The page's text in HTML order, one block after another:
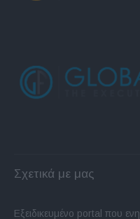
Σχετικά με μας
Εξειδικευμένο portal που